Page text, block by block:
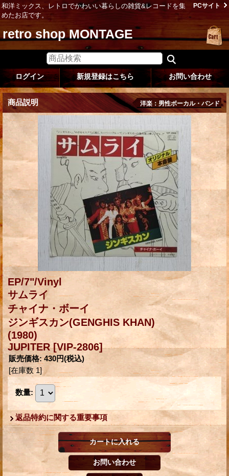
和洋ミックス、レトロでかわいい暮らしの雑貨&レコードを集
めたお店です。
PCサイト
retro shop MONTAGE
ログイン 新規登録はこちら お問い合わせ
商品説明 洋楽：男性ボーカル・バンド
EP/7"/Vinyl
サムライ
チャイナ・ボーイ
ジンギスカン(GENGHIS KHAN)
(1980)
JUPITER[VIP-2806]
販売価格: 430円(税込)
[在庫数 1]
数量:
返品特約に関する重要事項